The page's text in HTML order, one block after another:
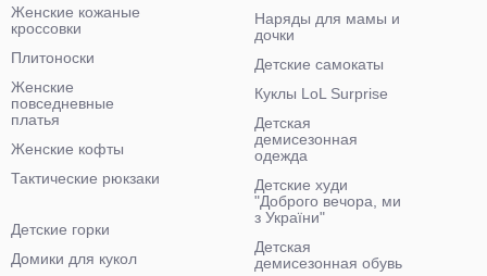
Женские кожаные
кроссовки
Плитоноски
Женские
повседневные
платья
Женские кофты
Тактические рюкзаки
Наряды для мамы и
дочки
Детские самокаты
Куклы LoL Surprise
Детская
демисезонная
одежда
Детские худи
"Доброго вечора, ми
з України"
Детская
демисезонная обувь
Детские горки
Домики для кукол